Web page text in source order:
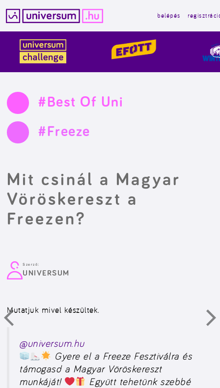
tartalomba
belépés
#Best Of Uni
#Freeze
Mit csinál a Magyar
Vöröskereszt a
Freezen?
Szerző:
UNIVERSUM
Mutatjuk mivel készültek.
@universum.hu
Gyere el a Freeze Fesztiválra és
támogasd a Magyar Vöröskereszt
munkáját!
Együtt tehetünk szebbé